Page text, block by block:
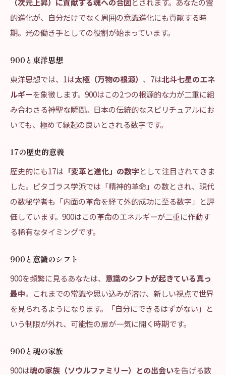
的進化が、自分だけでなく周囲の意識進化にも貢献する時
期。光の働き手としての役割が始まっています。
900と東洋思想
東洋思想では、1は太極（万物の根源） 、7は北斗七星のエネ
ルギーを象徴します。900はこの2つの根源的な力が二重に組
み合わさる神聖な瞬間。日本の伝統的なスピリチュアルにお
いても、極めて縁起の良いとされる数字です。
17の歴史的意義
歴史的にも17は 「変革と進化」の数字として注目されてきま
した。ピタゴラス学派では「精神的革命」の数とされ、現代
の数秘学者も「内面の革命を経て外的成功に至る数字」と評
価しています。900はこの革命のエネルギーが二重に作動す
る稀有なタイミングです。
900と意識のシフト
900を頻繁に見るあなたは、 意識のシフトが起きている真っ
最中。これまでの常識や思い込みが溶け、新しい視点で世界
を見られるようになります。「自分にできるはずがない」と
いう制限が外れ、可能性の扉が一気に開く時期です。
900と魂の家族
900は魂の家族（ソウルファミリー）との出会いを告げる数